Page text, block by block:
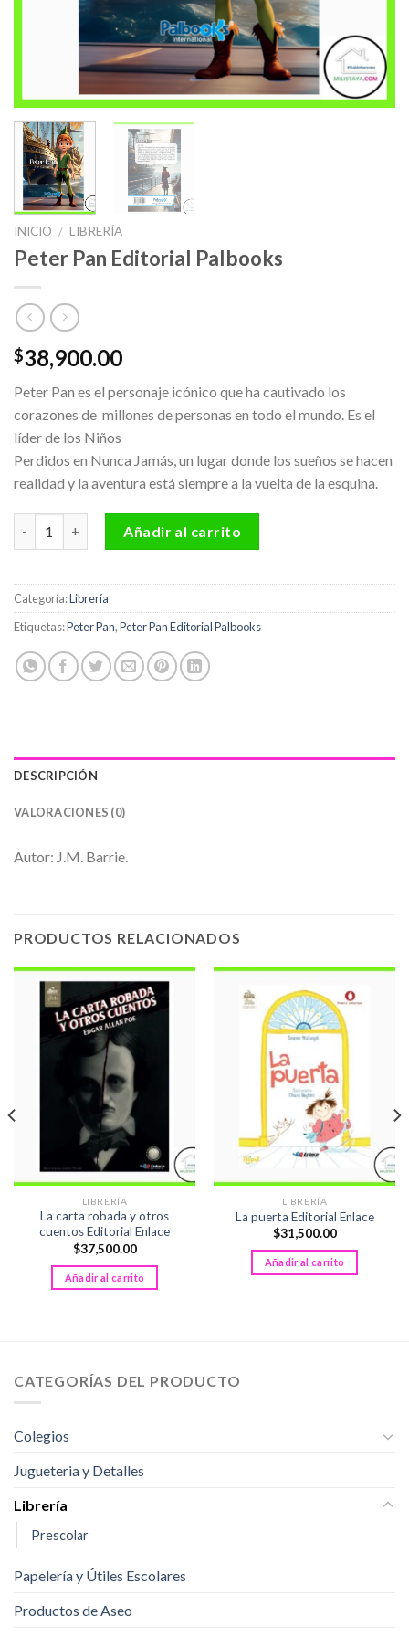
INICIO / LIBRERÍA
Peter Pan Editorial Palbooks
$38,900.00
Peter Pan es el personaje icónico que ha cautivado los
corazones de millones de personas en todo el mundo. Es el
líder de los Niños
Perdidos en Nunca Jamás, un lugar donde los sueños se hacen
realidad y la aventura está siempre a la vuelta de la esquina.
Añadir al carrito
Categoría:Librería
Etiquetas:Peter Pan,Peter Pan Editorial Palbooks
DESCRIPCIÓN
VALORACIONES (0)
Autor: J.M. Barrie.
PRODUCTOS RELACIONADOS
LIBRERÍA
La carta robada y otros
cuentos Editorial Enlace
$37,500.00
Añadir al carrito
LIBRERÍA
La puerta Editorial Enlace
$31,500.00
Añadir al carrito
CATEGORÍAS DEL PRODUCTO
Colegios
Jugueteria y Detalles
Librería
Prescolar
Papelería y Útiles Escolares
Productos de Aseo